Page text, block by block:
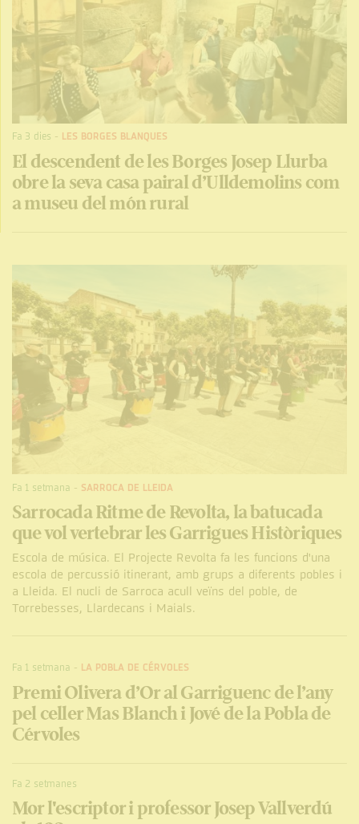
Fa 3 dies - LES BORGES BLANQUES
El descendent de les Borges Josep Llurba
obre la seva casa pairal d’Ulldemolins com
a museu del món rural
Fa 1 setmana - SARROCA DE LLEIDA
Sarrocada Ritme de Revolta, la batucada
que vol vertebrar les Garrigues Històriques
Escola de música. El Projecte Revolta fa les funcions d'una
escola de percussió itinerant, amb grups a diferents pobles i
a Lleida. El nucli de Sarroca acull veïns del poble, de
Torrebesses, Llardecans i Maials.
Fa 1 setmana - LA POBLA DE CÉRVOLES
Premi Olivera d’Or al Garriguenc de l’any
pel celler Mas Blanch i Jové de la Pobla de
Cérvoles
Fa 2 setmanes
Mor l'escriptor i professor Josep Vallverdú